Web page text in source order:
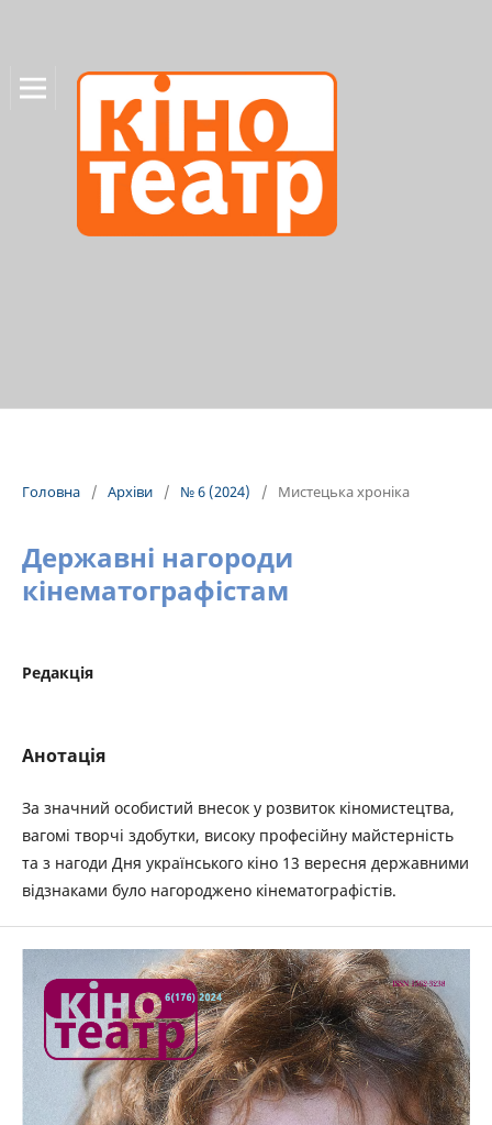
Головна / Архіви / № 6 (2024) / Мистецька хроніка
Державні нагороди
кінематографістам
Редакція
Анотація
За значний особистий внесок у розвиток кіномистецтва,
вагомі творчі здобутки, високу професійну майстерність
та з нагоди Дня українського кіно 13 вересня державними
відзнаками було нагороджено кінематографістів.